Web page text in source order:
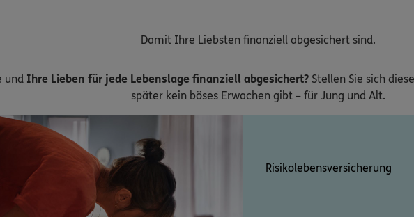
Damit Ihre Liebsten finanziell abgesichert sind.
und Ihre Lieben für jede Lebenslage finanziell abgesichert? Stellen Sie sich
später kein böses Erwachen gibt – für Jung und Alt.
Risikolebensversicherung